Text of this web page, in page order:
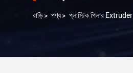
বাড়ি> পণ্য> প্লাস্টিক পিলার Extruder